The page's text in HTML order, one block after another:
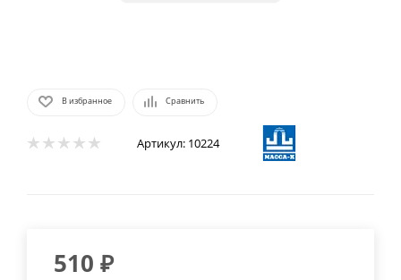
В избранное Сравнить
Артикул: 10224
510 ₽